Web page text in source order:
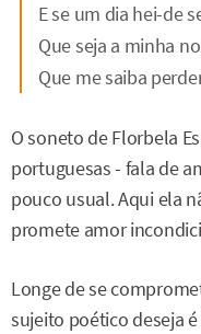
E se um dia hei-de
Que seja a minha
Que me saiba
O soneto de Florbela
portuguesas - fala de
pouco usual. Aqui ela
promete amor
Longe de se
sujeito poético deseja é